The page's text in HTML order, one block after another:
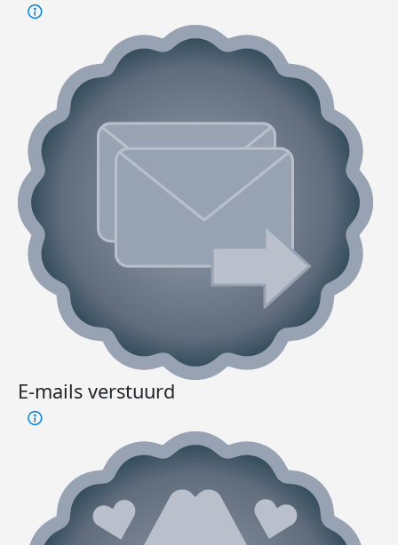
E-mails verstuurd